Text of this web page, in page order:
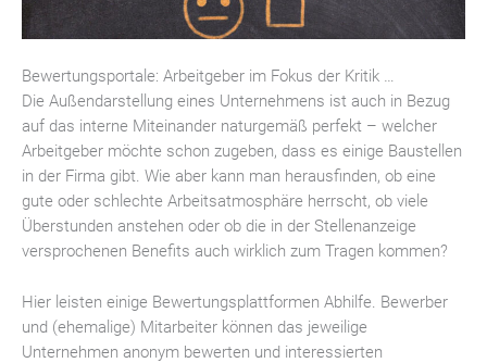
Bewertungsportale: Arbeitgeber im Fokus der Kritik …
Die Außendarstellung eines Unternehmens ist auch in Bezug
auf das interne Miteinander naturgemäß perfekt – welcher
Arbeitgeber möchte schon zugeben, dass es einige Baustellen
in der Firma gibt. Wie aber kann man herausfinden, ob eine
gute oder schlechte Arbeitsatmosphäre herrscht, ob viele
Überstunden anstehen oder ob die in der Stellenanzeige
versprochenen Benefits auch wirklich zum Tragen kommen?
Hier leisten einige Bewertungsplattformen Abhilfe. Bewerber
und (ehemalige) Mitarbeiter können das jeweilige
Unternehmen anonym bewerten und interessierten